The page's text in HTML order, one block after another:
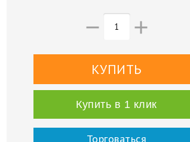
 
Купить в 1 клик
Торговаться